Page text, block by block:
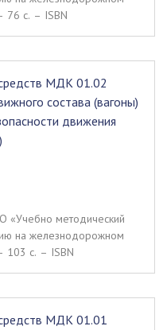
76 c. – ISBN
МДК 01.02
состава (вагоны)
движения
«Учебно методический
на железнодорожном
103 c. – ISBN
МДК 01.01